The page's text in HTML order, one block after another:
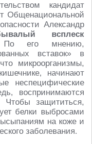
кандидат
Общенациональной
Александр
всплеск
его мнению,
вставок» в
микроорганизмы,
начинают
неспецифические
воспринимаются
Чтобы защититься,
белки выбросами
на коже и
заболевания.